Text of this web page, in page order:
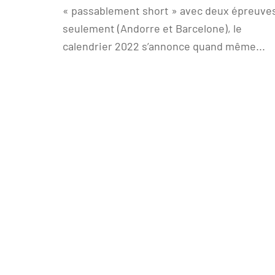
« passablement short » avec deux
seulement (Andorre et Barcelone), le
calendrier 2022 s’annonce quand même...